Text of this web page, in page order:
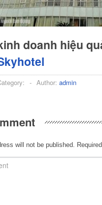
doanh hiệu
- Author: admin
will not be published.